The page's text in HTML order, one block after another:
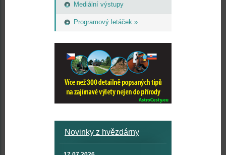
Mediální výstupy
Programový letáček »
Novinky z hvězdárny